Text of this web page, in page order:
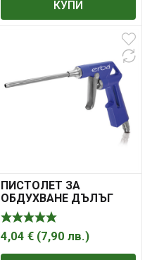
КУПИ
ПИСТОЛЕТ ЗА
ОБДУХВАНЕ ДЪЛЪГ
ERBA
4,04 € (7,90 лв.)